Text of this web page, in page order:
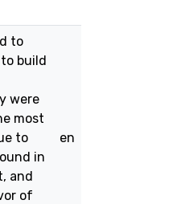
to
build
were
most
to
in
and
of
en